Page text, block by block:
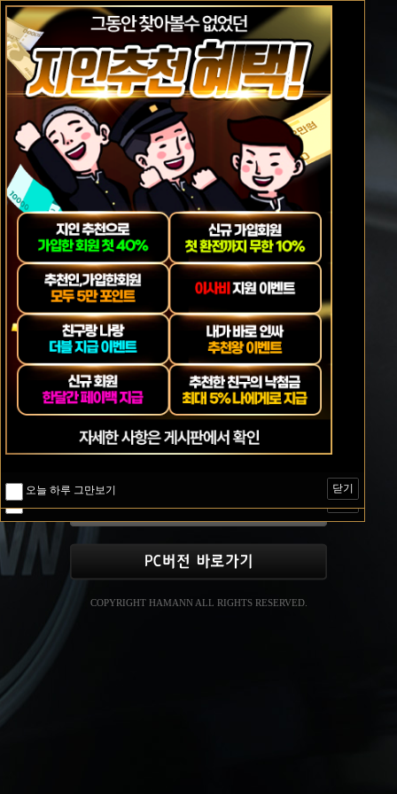
닫기
닫기
오늘 하루 그만보기 닫기
오늘 하루 그만보기 닫기
COPYRIGHT HAMANN ALL RIGHTS RESERVED.